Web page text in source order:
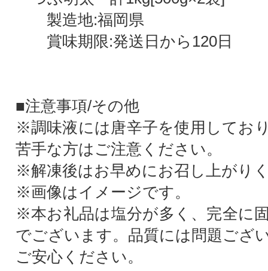
製造地:福岡県
賞味期限:発送日から120日
■注意事項/その他
※調味液には唐辛子を使用してお
苦手な方はご注意ください。
※解凍後はお早めにお召し上がり
※画像はイメージです。
※本お礼品は塩分が多く、完全に
でございます。品質には問題ござ
ご安心ください。